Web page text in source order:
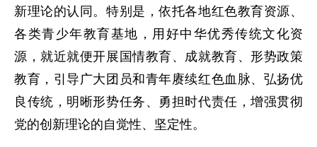
新理论的认同。特别是，依托各地红色教育资源、
各类青少年教育基地，用好中华优秀传统文化资
源，就近就便开展国情教育、成就教育、形势政策
教育，引导广大团员和青年赓续红色血脉、弘扬优
良传统，明晰形势任务、勇担时代责任，增强贯彻
党的创新理论的自觉性、坚定性。